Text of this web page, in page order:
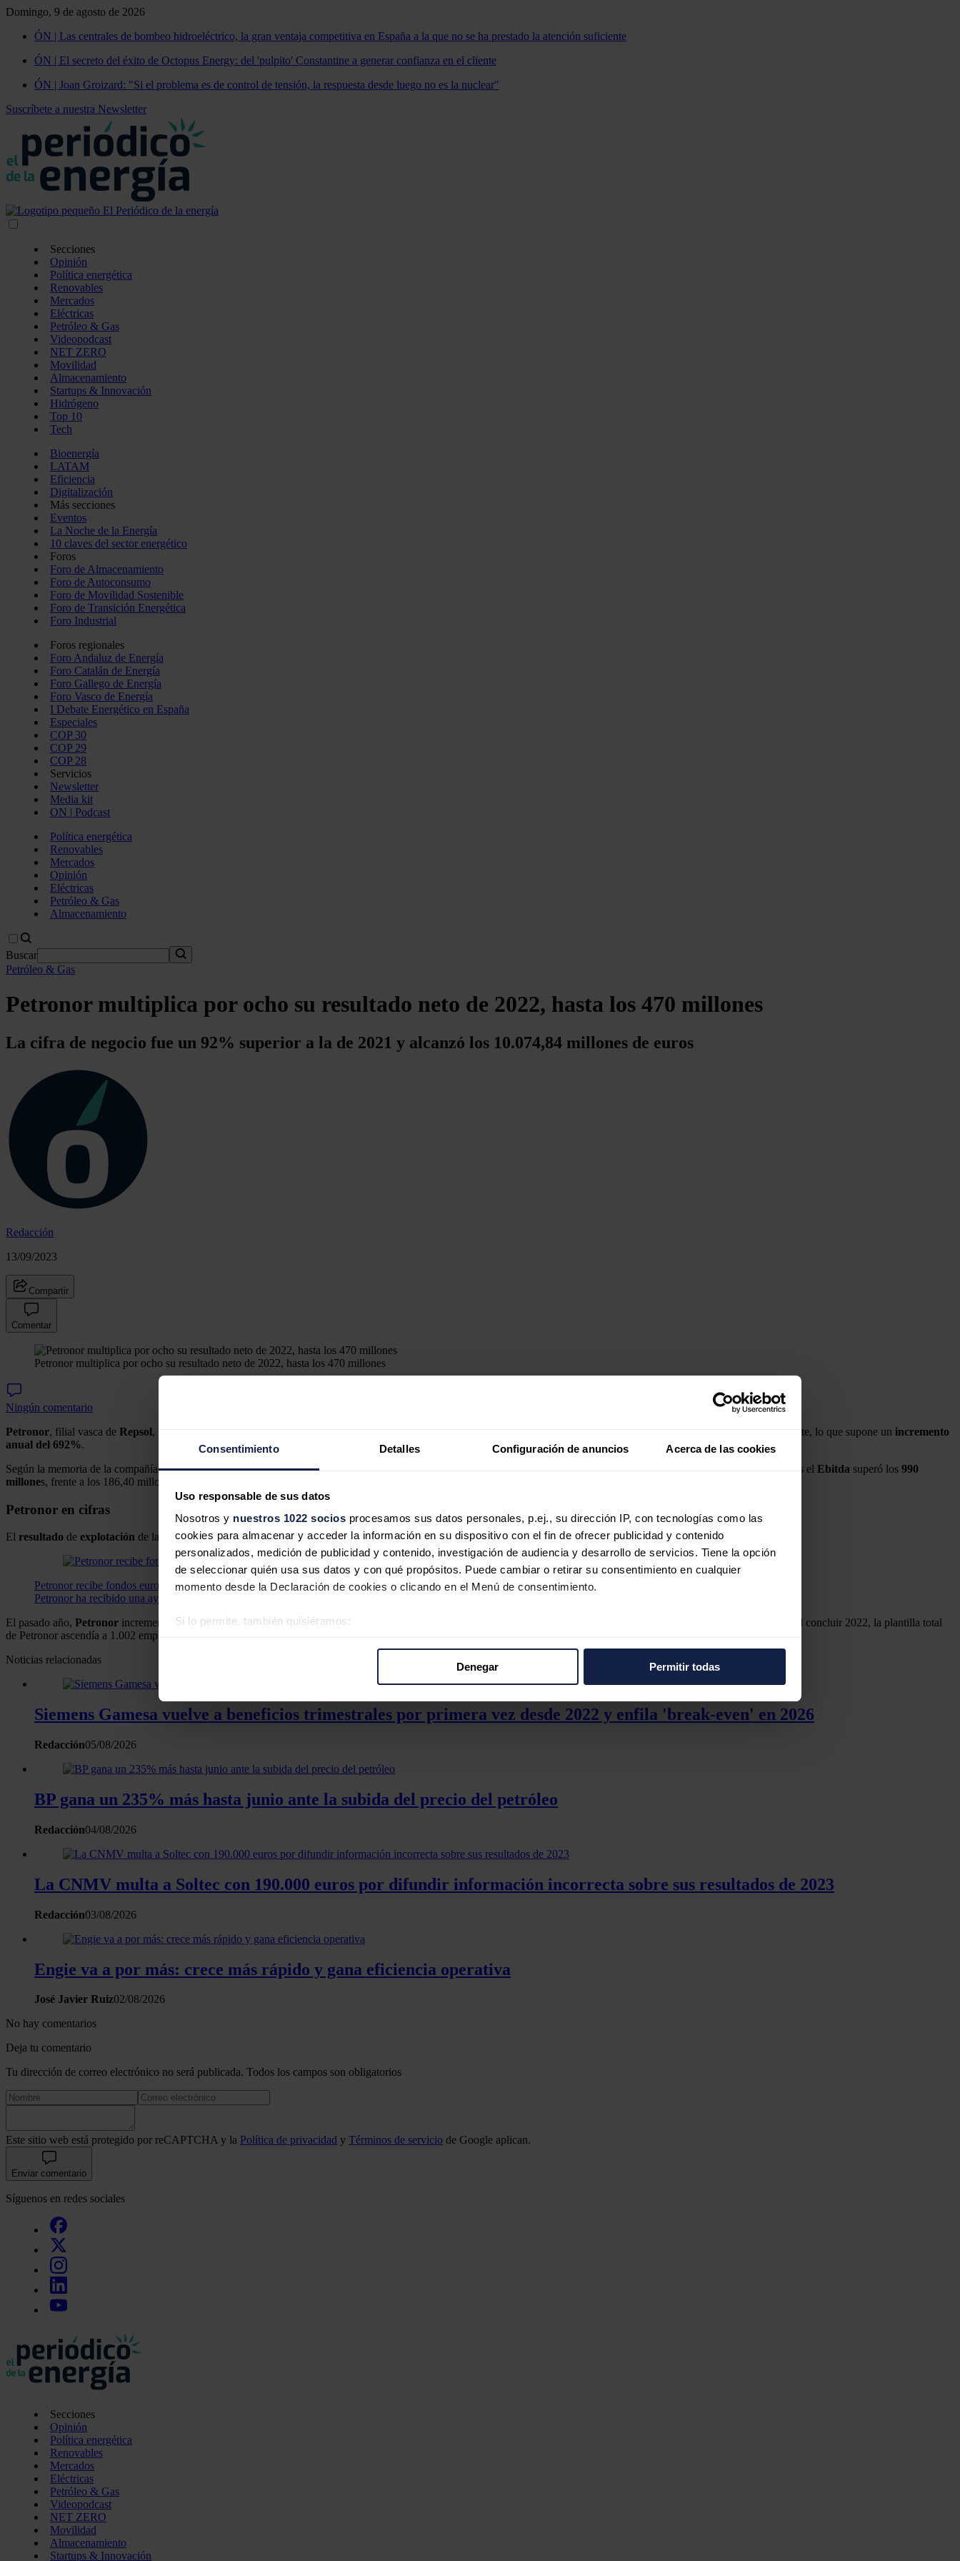
Consentimiento Detalles Configuración de anuncios Acerca de las cookies
Uso responsable de sus datos
Nosotros y nuestros 1022 socios procesamos sus datos personales, p.ej., su dirección IP, con tecnologías como las
cookies para almacenar y acceder la información en su dispositivo con el fin de ofrecer publicidad y contenido
personalizados, medición de publicidad y contenido, investigación de audiencia y desarrollo de servicios. Tiene la opción
de seleccionar quién usa sus datos y con qué propósitos. Puede cambiar o retirar su consentimiento en cualquier
momento desde la Declaración de cookies o clicando en el Menú de consentimiento.
Si lo permite, también quisiéramos:
redes sociales, publicidad y análisis web, quienes pueden combinarla con otra información que les haya proporcionado o
Denegar Permitir todas
Domingo, 9 de agosto de 2026
ÓN | Las centrales de bombeo hidroeléctrico, la gran ventaja competitiva en España a la que no se ha prestado la atención suficiente
ÓN | El secreto del éxito de Octopus Energy: del 'pulpito' Constantine a generar confianza en el cliente
ÓN | Joan Groizard: "Si el problema es de control de tensión, la respuesta desde luego no es la nuclear"
Suscríbete a nuestra Newsletter
Secciones
Opinión
Política energética
Renovables
Mercados
Eléctricas
Petróleo & Gas
Videopodcast
NET ZERO
Movilidad
Almacenamiento
Startups & Innovación
Hidrógeno
Top 10
Tech
Bioenergía
LATAM
Eficiencia
Digitalización
Más secciones
Eventos
La Noche de la Energía
10 claves del sector energético
Foros
Foro de Almacenamiento
Foro de Autoconsumo
Foro de Movilidad Sostenible
Foro de Transición Energética
Foro Industrial
Foros regionales
Foro Andaluz de Energía
Foro Catalán de Energía
Foro Gallego de Energía
Foro Vasco de Energía
I Debate Energético en España
Especiales
COP 30
COP 29
COP 28
Servicios
Newsletter
Media kit
ON | Podcast
Política energética
Renovables
Mercados
Opinión
Eléctricas
Petróleo & Gas
Almacenamiento
Buscar
Petróleo & Gas
Petronor multiplica por ocho su resultado neto de 2022, hasta los 470 millones
La cifra de negocio fue un 92% superior a la de 2021 y alcanzó los 10.074,84 millones de euros
Redacción
13/09/2023
Compartir
Comentar
Petronor multiplica por ocho su resultado neto de 2022, hasta los 470 millones
Ningún comentario
Petronor, filial vasca de Repsol, , frente a los 59,40 millones del año precedente, lo que supone un incremento
anual del 692%.
Según la memoria de la compañía correspondiente al pasado ejercicio, la
, mientras el Ebitda superó los 990
millones, frente a los 186,40 millones de 2021.
Petronor en cifras
El resultado de explotación de la empresa, ubicada en Muskiz (Vizcaya), fue de 623,2 millones de euros en 2022, un 933% más que en el ejercicio precedente (60,30 millones).
Petronor recibe fondos europeos para la construcción de una planta de ecoáridos
Petronor ha recibido una ayuda de 282.000 euros de la Comisión Europea para el diseño y la construcción de una planta para la fabricación de ecoáridos.
El pasado año, Petronor incrementó un 37,3% sus inversiones, hasta los 39,7 millones de euros, frente a los 28,9 millones de 2021
que destinó a estos proyectos en 2021. Al concluir 2022, la plantilla total
de Petronor ascendía a 1.002 empleados, con una edad media de 45 años.
Noticias relacionadas
Siemens Gamesa vuelve a beneficios trimestrales por primera vez desde 2022 y enfila 'break-even' en 2026
Redacción05/08/2026
BP gana un 235% más hasta junio ante la subida del precio del petróleo
Redacción04/08/2026
La CNMV multa a Soltec con 190.000 euros por difundir información incorrecta sobre sus resultados de 2023
Redacción03/08/2026
Engie va a por más: crece más rápido y gana eficiencia operativa
José Javier Ruiz02/08/2026
No hay comentarios
Deja tu comentario
Tu dirección de correo electrónico no será publicada. Todos los campos son obligatorios
Este sitio web está protegido por reCAPTCHA y la Política de privacidad y Términos de servicio de Google aplican.
Enviar comentario
Síguenos en redes sociales
Secciones
Opinión
Política energética
Renovables
Mercados
Eléctricas
Petróleo & Gas
Videopodcast
NET ZERO
Movilidad
Almacenamiento
Startups & Innovación